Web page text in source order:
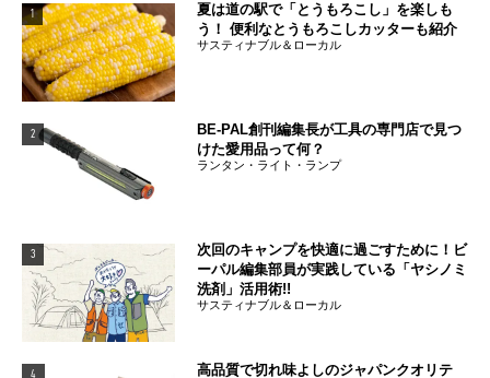
1
夏は道の駅で「とうもろこし」を楽しも
う！ 便利なとうもろこしカッターも紹介
サスティナブル＆ローカル
2
BE-PAL創刊編集長が工具の専門店で見つ
けた愛用品って何？
ランタン・ライト・ランプ
3
次回のキャンプを快適に過ごすために！ビ
ーパル編集部員が実践している「ヤシノミ
洗剤」活用術!!
サスティナブル＆ローカル
4
高品質で切れ味よしのジャパンクオリテ